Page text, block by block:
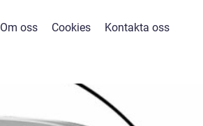
Om oss Cookies Kontakta oss